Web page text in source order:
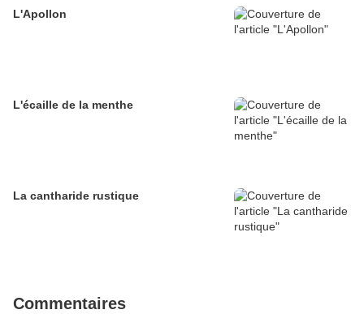
L'Apollon
L'écaille de la menthe
La cantharide rustique
Commentaires